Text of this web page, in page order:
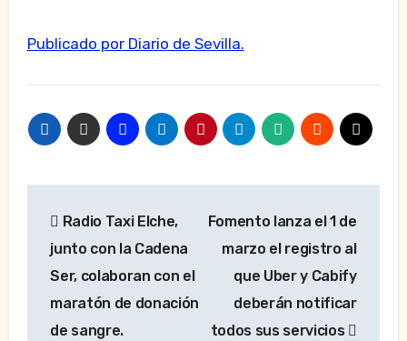
Publicado por Diario de Sevilla.
de
entradas
Radio Taxi Elche,
junto con la Cadena
Ser, colaboran con el
maratón de donación
de sangre.
Fomento lanza el 1 de
marzo el registro al
que Uber y Cabify
deberán notificar
todos sus servicios